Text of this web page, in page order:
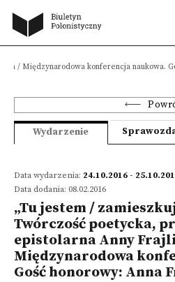
/ Międzynarodowa konferencja naukowa.
Wydarzenie
Data wydarzenia: 24.10.2016 -
Data dodania: 08.02.2016
„Tu jestem /
Twórczość poetycka,
epistolarna Anny
Międzynarodowa
Gość honorowy: Anna